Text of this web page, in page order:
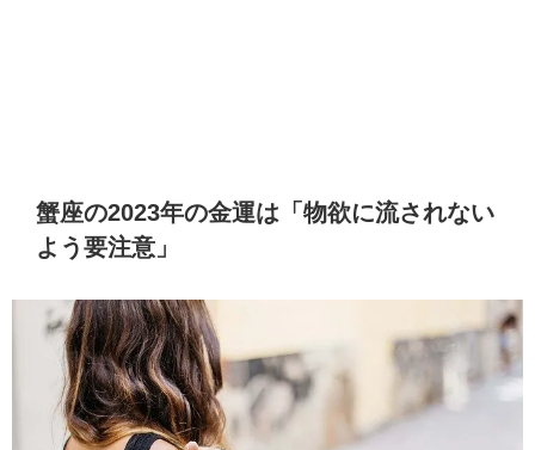
蟹座の2023年の金運は「物欲に流されない
よう要注意」